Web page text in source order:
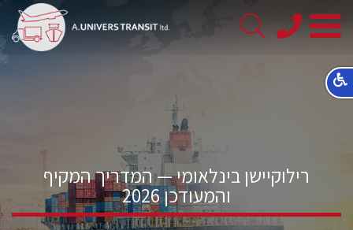
08-
8563145
רילוקיישן בינלאומי — המדריך המקיף
והמעודכן 2026